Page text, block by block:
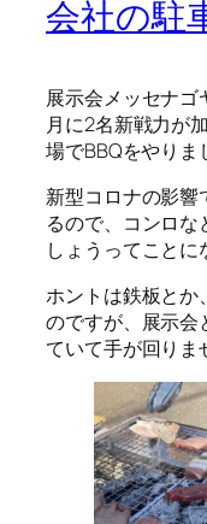
会社の駐
展示会メッセナゴ
月に2名新戦力が
場でBBQをやりま
新型コロナの影
るので、コンロな
しょうってことに
ホントは鉄板とか
のですが、展示会
ていて手が回りま